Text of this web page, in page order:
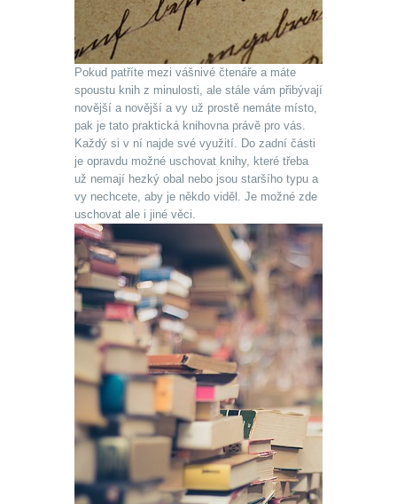
Pokud patříte mezi vášnivé čtenáře a máte
spoustu knih z minulosti, ale stále vám přibývají
novější a novější a vy už prostě nemáte místo,
pak je tato praktická knihovna právě pro vás.
Každý si v ní najde své využití. Do zadní části
je opravdu možné uschovat knihy, které třeba
už nemají hezký obal nebo jsou staršího typu a
vy nechcete, aby je někdo viděl. Je možné zde
uschovat ale i jiné věci.